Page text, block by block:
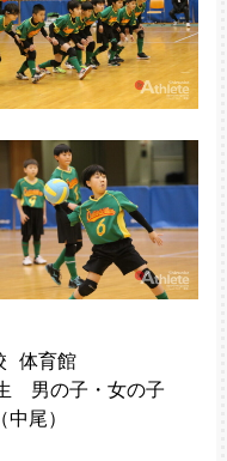
体育館
　男の子・女の子
尾）